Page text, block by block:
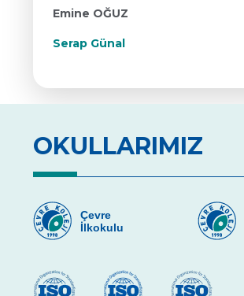
Emine OĞUZ
Serap Günal
OKULLARIMIZ
Çevre
İlkokulu